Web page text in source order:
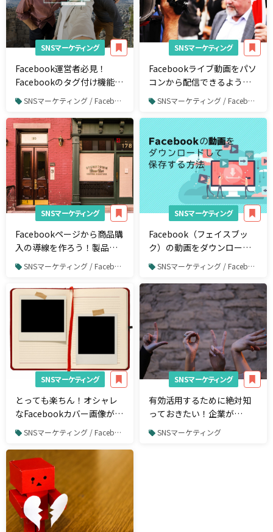
SNSマーケティング
Facebook運営者必見！
Facebookのタグ付け機能２
種類の設定方法とタグ付け
するメリットを解説
SNSマーケティング / Facebook
SNSマーケティング
Facebookライブ動画をパソ
コンから配信できるよう
に！押さえておきたい手順
を解説
SNSマーケティング / Facebook
SNSマーケティング
Facebookページから商品購
入の導線を作ろう！製品の
タグ付け方法を解説
SNSマーケティング / Facebook
SNSマーケティング
Facebook（フェイスブッ
ク）の動画をダウンロード
して保存する方法
SNSマーケティング / Facebook
SNSマーケティング
とっても楽ちん！オシャレ
なFacebookカバー画像が作
れるサービス9選
SNSマーケティング / Facebook
SNSマーケティング
有効活用するために絶対知
っておきたい！企業が
Facebookページを運用する
SNSマーケティング